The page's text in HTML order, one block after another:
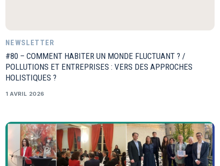
NEWSLETTER
#80 – COMMENT HABITER UN MONDE FLUCTUANT ? /
POLLUTIONS ET ENTREPRISES : VERS DES APPROCHES
HOLISTIQUES ?
1 AVRIL 2026